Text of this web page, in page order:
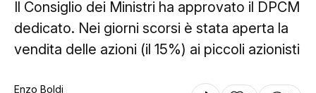
Chi siamo
Il Consiglio dei Ministri ha approvato il DPCM
dedicato. Nei giorni scorsi è stata aperta la
vendita delle azioni (il 15%) ai piccoli azionisti
Enzo Boldi